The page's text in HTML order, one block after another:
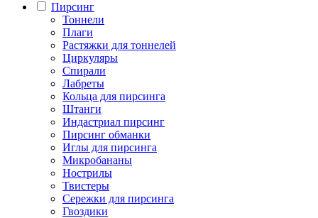
Пирсинг
Тоннели
Плаги
Растяжки для тоннелей
Циркуляры
Спирали
Лабреты
Кольца для пирсинга
Штанги
Индастриал пирсинг
Пирсинг обманки
Иглы для пирсинга
Микробананы
Нострилы
Твистеры
Сережки для пирсинга
Гвоздики